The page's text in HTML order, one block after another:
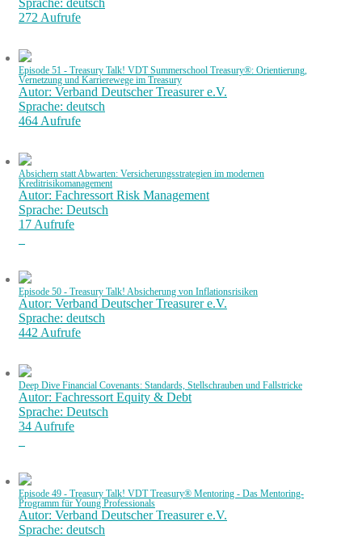
Sprache: deutsch
272 Aufrufe
Episode 51 - Treasury Talk! VDT Summerschool Treasury®: Orientierung,
Vernetzung und Karrierewege im Treasury
Autor: Verband Deutscher Treasurer e.V.
Sprache: deutsch
464 Aufrufe
Absichern statt Abwarten: Versicherungsstrategien im modernen
Kreditrisikomanagement
Autor: Fachressort Risk Management
Sprache: Deutsch
17 Aufrufe
Episode 50 - Treasury Talk! Absicherung von Inflationsrisiken
Autor: Verband Deutscher Treasurer e.V.
Sprache: deutsch
442 Aufrufe
Deep Dive Financial Covenants: Standards, Stellschrauben und Fallstricke
Autor: Fachressort Equity & Debt
Sprache: Deutsch
34 Aufrufe
Episode 49 - Treasury Talk! VDT Treasury® Mentoring - Das Mentoring-
Programm für Young Professionals
Autor: Verband Deutscher Treasurer e.V.
Sprache: deutsch